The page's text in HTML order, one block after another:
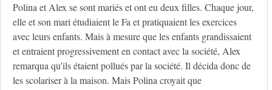
Polina et Alex se sont mariés et ont eu deux filles. Chaque jour,
elle et son mari étudiaient le Fa et pratiquaient les exercices
avec leurs enfants. Mais à mesure que les enfants grandissaient
et entraient progressivement en contact avec la société, Alex
remarqua qu'ils étaient pollués par la société. Il décida donc de
les scolariser à la maison. Mais Polina croyait que